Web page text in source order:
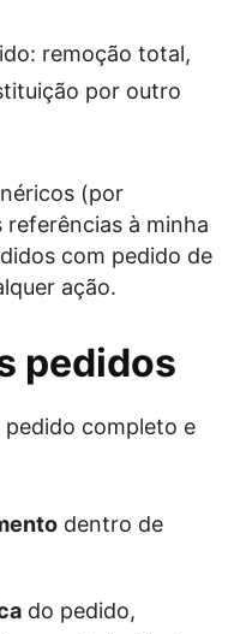
remoção total,
por outro
(por
referências à minha
com pedido de
ação.
pedidos
completo e
dentro de
do pedido,